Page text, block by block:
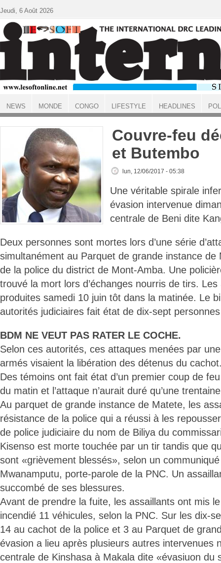
ACCUEIL
Couvre-feu
et Butembo
lun, 12/06/2017 - 05:38
Une véritable spirale
évasion intervenue
centrale de Beni dite
Deux personnes sont mortes lors d’une série
simultanément au Parquet de grande instance de
de la police du district de Mont-Amba. Une
trouvé la mort lors d’échanges nourris de tirs.
produites samedi 10 juin tôt dans la matinée. Le
autorités judiciaires fait état de dix-sept
BDM NE VEUT PAS RATER LE COCHE.
Selon ces autorités, ces attaques menées par
armés visaient la libération des détenus du
Des témoins ont fait état d’un premier coup de
du matin et l’attaque n’aurait duré qu’une
Au parquet de grande instance de Matete, les
résistance de la police qui a réussi à les
de police judiciaire du nom de Biliya du
Kisenso est morte touchée par un tir tandis que
sont «grièvement blessés», selon un
Mwanamputu, porte-parole de la PNC. Un
succombé de ses blessures.
Avant de prendre la fuite, les assaillants ont mis
incendié 11 véhicules, selon la PNC. Sur les dix-
14 au cachot de la police et 3 au Parquet de
évasion a lieu après plusieurs autres intervenues
centrale de Kinshasa à Makala dite «évasiuon du
Jeudi, 6 Août 2026
NEWS MONDE CONGO LIFESTYLE HEADLINES